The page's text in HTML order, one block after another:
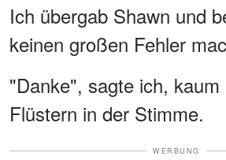
Ich übergab Shawn und
keinen großen Fehler
"Danke", sagte ich,
Flüstern in der Stimme.
WERBUNG